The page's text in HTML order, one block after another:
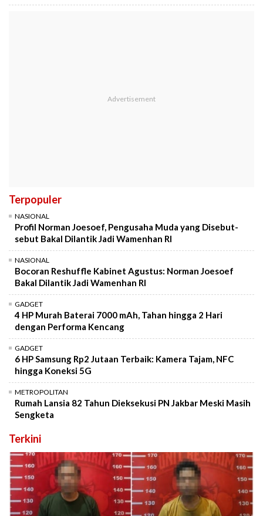
Terpopuler
NASIONAL
Profil Norman Joesoef, Pengusaha Muda yang Disebut-
sebut Bakal Dilantik Jadi Wamenhan RI
NASIONAL
Bocoran Reshuffle Kabinet Agustus: Norman Joesoef
Bakal Dilantik Jadi Wamenhan RI
GADGET
4 HP Murah Baterai 7000 mAh, Tahan hingga 2 Hari
dengan Performa Kencang
GADGET
6 HP Samsung Rp2 Jutaan Terbaik: Kamera Tajam, NFC
hingga Koneksi 5G
METROPOLITAN
Rumah Lansia 82 Tahun Dieksekusi PN Jakbar Meski Masih
Sengketa
Terkini